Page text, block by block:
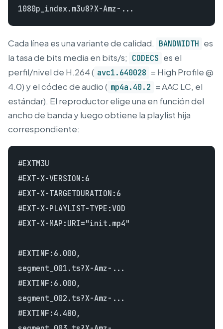
Cada línea es una variante de calidad. BANDWIDTH es
la tasa de bits media en bits/s; CODECS es el
perfil/nivel de H.264 ( avc1.640028 = High Profile @
4.0) y el códec de audio ( mp4a.40.2 = AAC LC, el
estándar). El reproductor elige una en función del
ancho de banda y luego obtiene la playlist hija
correspondiente:
#EXTM3U
#EXT-X-VERSION:6
#EXT-X-TARGETDURATION:6
#EXT-X-PLAYLIST-TYPE:VOD
#EXT-X-MAP:URI="init.mp4"
#EXTINF:6.000,
segment_001.ts?X-Amz-...
#EXTINF:6.000,
segment_002.ts?X-Amz-...
#EXTINF:4.480,